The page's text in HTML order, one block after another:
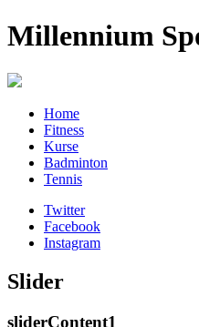
Millennium
Home
Fitness
Kurse
Badminton
Tennis
Twitter
Facebook
Instagram
Slider
sliderContent1